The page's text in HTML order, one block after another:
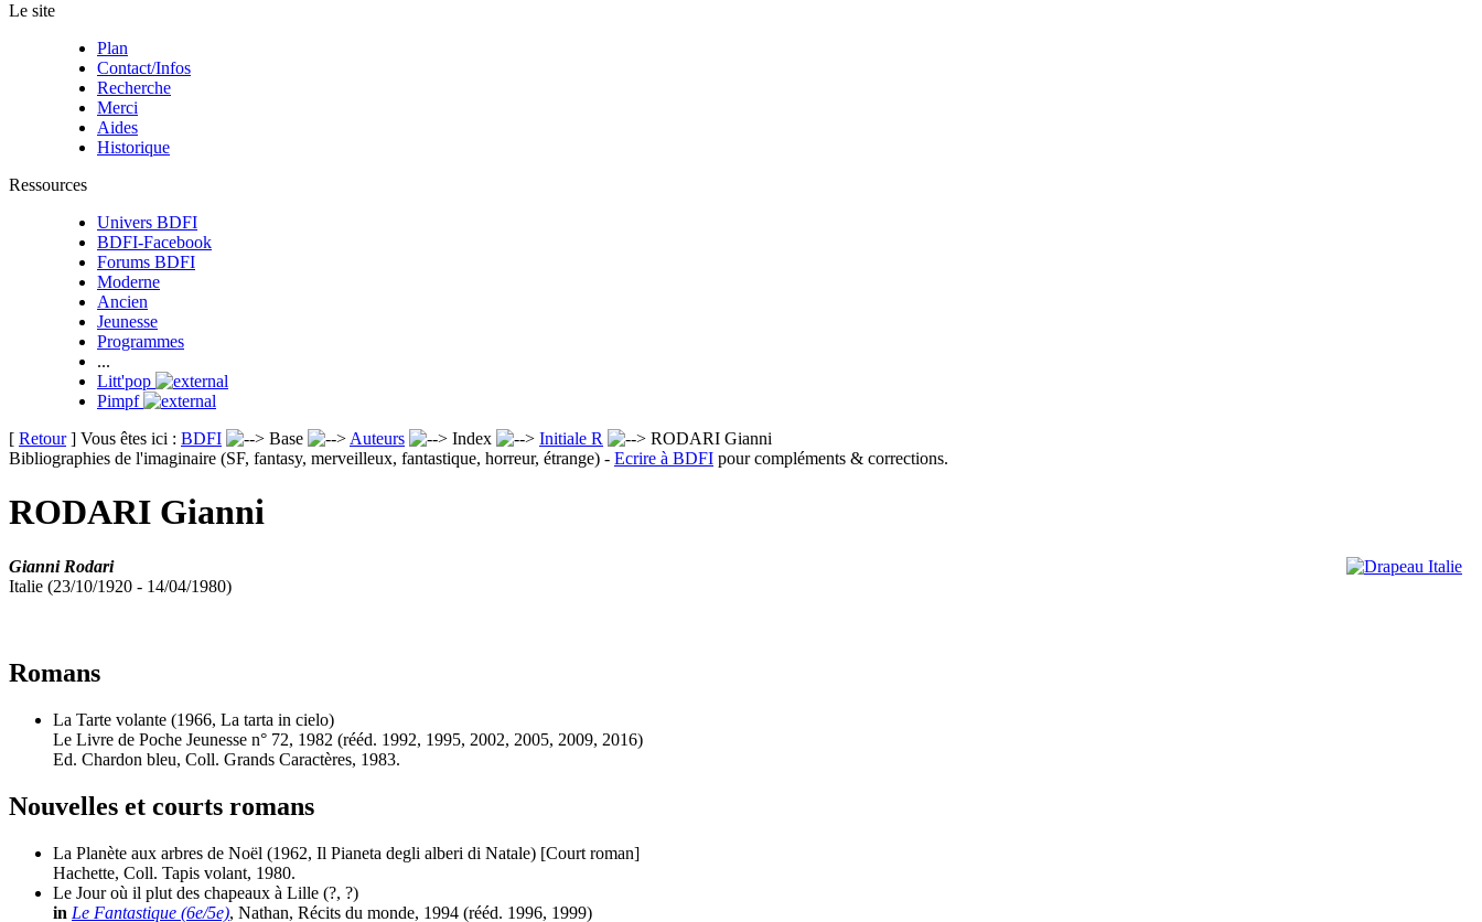
Le site
Plan
Contact/Infos
Recherche
Merci
Aides
Historique
Ressources
Univers BDFI
BDFI-Facebook
Forums BDFI
Moderne
Ancien
Jeunesse
Programmes
...
Litt'pop
Pimpf
[ Retour] Vous êtes ici : BDFI Base Auteurs Index Initiale R
RODARI Gianni
Bibliographies de l'imaginaire (SF, fantasy, merveilleux, fantastique, horreur, étrange) - Ecrire à BDFI pour compléments & corrections.
RODARI Gianni
Gianni Rodari
Italie (23/10/1920 - 14/04/1980)
Romans
La Tarte volante (1966, La tarta in cielo)
Le Livre de Poche Jeunesse n° 72, 1982 (rééd. 1992, 1995, 2002, 2005, 2009, 2016)
Ed. Chardon bleu, Coll. Grands Caractères, 1983.
Nouvelles et courts romans
La Planète aux arbres de Noël (1962, Il Pianeta degli alberi di Natale) [Court roman]
Hachette, Coll. Tapis volant, 1980.
Le Jour où il plut des chapeaux à Lille (?, ?)
in Le Fantastique (6e/5e), Nathan, Récits du monde, 1994 (rééd. 1996, 1999)